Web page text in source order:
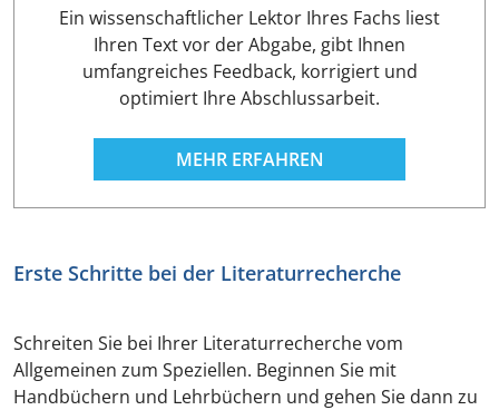
Ein wissenschaftlicher Lektor Ihres Fachs liest
Ihren Text vor der Abgabe, gibt Ihnen
umfangreiches Feedback, korrigiert und
optimiert Ihre Abschlussarbeit.
MEHR ERFAHREN
Erste Schritte bei der Literaturrecherche
Schreiten Sie bei Ihrer Literaturrecherche vom
Allgemeinen zum Speziellen. Beginnen Sie mit
Handbüchern und Lehrbüchern und gehen Sie dann zu